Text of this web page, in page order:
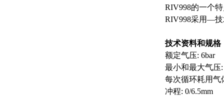
RIV998的一个
RIV998采用—技
技术资料和规格
额定气压: 6bar
最小和最大气压:
每次循环耗用气
冲程: 0/6.5mm